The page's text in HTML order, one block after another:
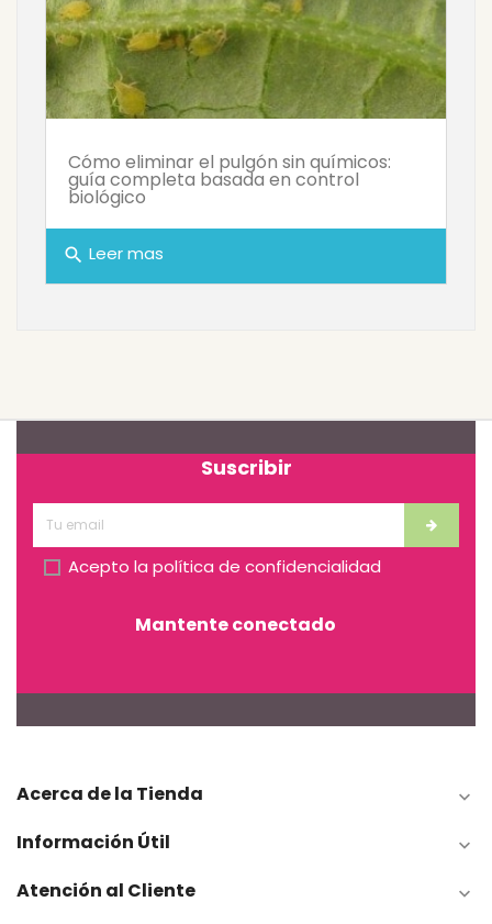
Cómo eliminar el pulgón sin químicos:
guía completa basada en control
biológico
search Leer mas
Suscribir
Acepto la política de confidencialidad
Mantente conectado
Acerca de la Tienda 
Información Útil 
Atención al Cliente 